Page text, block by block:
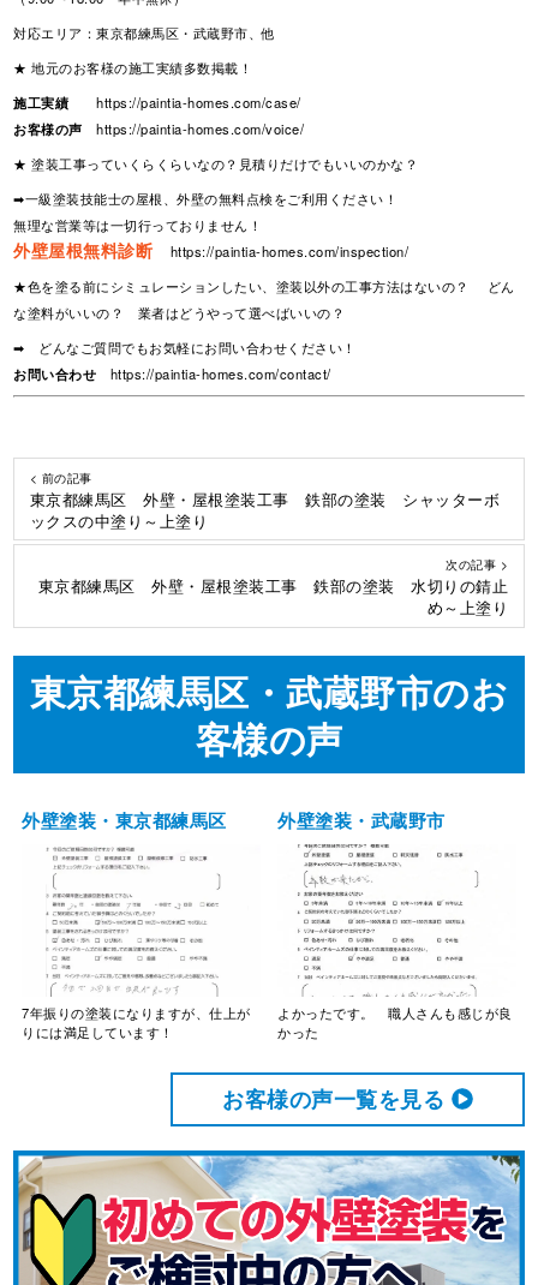
対応エリア：東京都練馬区・武蔵野市、他
★ 地元のお客様の施工実績多数掲載！
施工実績
https://paintia-homes.com/case/
お客様の声
https://paintia-homes.com/voice/
★ 塗装工事っていくらくらいなの？見積りだけでもいいのかな？
➡一級塗装技能士の屋根、外壁の無料点検をご利用ください！
無理な営業等は一切行っておりません！
外壁屋根無料診断
https://paintia-homes.com/inspection/
★色を塗る前にシミュレーションしたい、塗装以外の工事方法はないの？ どん
な塗料がいいの？ 業者はどうやって選べばいいの？
➡ どんなご質問でもお気軽にお問い合わせください！
お問い合わせ
https://paintia-homes.com/contact/
< 前の記事
東京都練馬区 外壁・屋根塗装工事 鉄部の塗装 シャッターボ
ックスの中塗り～上塗り
次の記事 >
東京都練馬区 外壁・屋根塗装工事 鉄部の塗装 水切りの錆止
め～上塗り
東京都練馬区・武蔵野市のお
客様の声
外壁塗装・東京都練馬区
7年振りの塗装になりますが、仕上が
りには満足しています！
外壁塗装・武蔵野市
よかったです。 職人さんも感じが良
かった
お客様の声⼀覧を⾒る